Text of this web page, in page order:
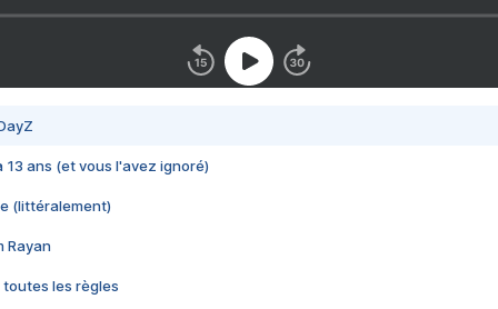
13 ans (et vous l'avez ignoré)
(littéralement)
Rayan
toutes les règles